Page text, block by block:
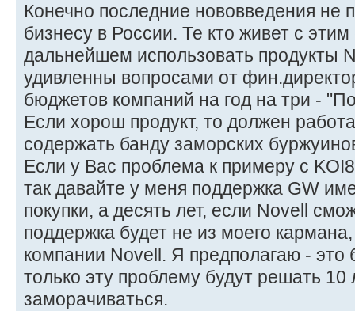
Конечно последние нововведения не
бизнесу в России. Те кто живет с
дальнейшем использовать продукты
удивленны вопросами от
бюджетов компаний на год на три -
Если хорош продукт, то должен
содержать банду заморских
Если у Вас проблема к примеру с
так давайте у меня поддержка GW
покупки, а десять лет, если Novell
поддержка будет не из моего
компании Novell. Я предполагаю - это
только эту проблему будут решать 10
заморачиваться.